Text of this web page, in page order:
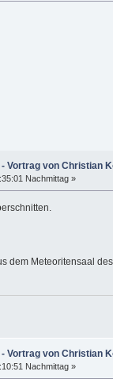
Vortrag von Christian
Nachmittag »
dem Meteoritensaal
Vortrag von Christian
Nachmittag »